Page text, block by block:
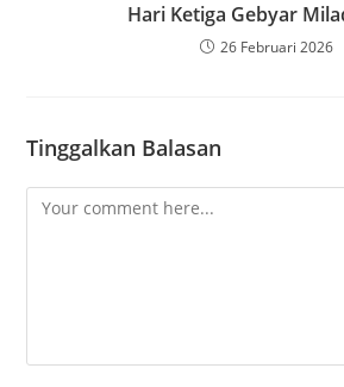
Hari Ketiga Gebyar
26 Februari 2026
Tinggalkan Balasan
Comment